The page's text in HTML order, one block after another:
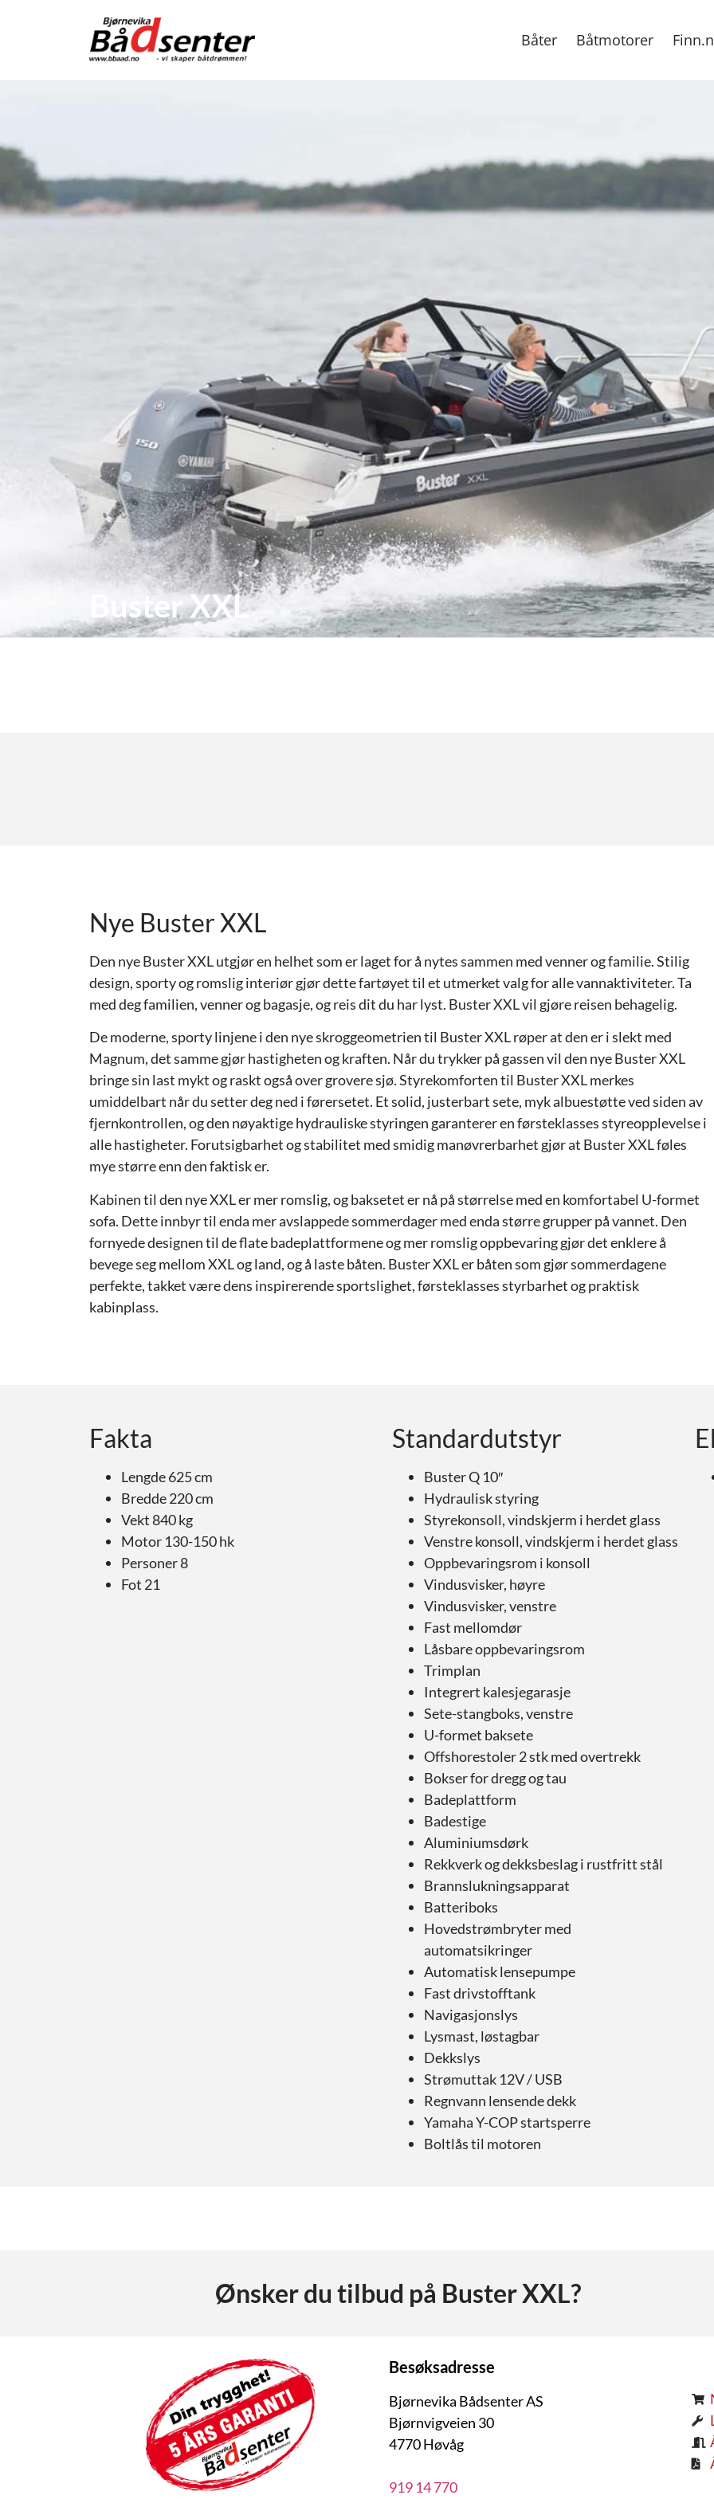
Båter Båtmotorer
Buster XXL
Nye Buster XXL
Den nye Buster XXL utgjør en helhet som er laget for å nytes sammen med venner og familie. Stilig
design, sporty og romslig interiør gjør dette fartøyet til et utmerket valg for alle vannaktiviteter. Ta
med deg familien, venner og bagasje, og reis dit du har lyst. Buster XXL vil gjøre reisen behagelig.
De moderne, sporty linjene i den nye skroggeometrien til Buster XXL røper at den er i slekt med
Magnum, det samme gjør hastigheten og kraften. Når du trykker på gassen vil den nye Buster XXL
bringe sin last mykt og raskt også over grovere sjø. Styrekomforten til Buster XXL merkes
umiddelbart når du setter deg ned i førersetet. Et solid, justerbart sete, myk albuestøtte ved siden av
fjernkontrollen, og den nøyaktige hydrauliske styringen garanterer en førsteklasses styreopplevelse i
alle hastigheter. Forutsigbarhet og stabilitet med smidig manøvrerbarhet gjør at Buster XXL føles
mye større enn den faktisk er.
Kabinen til den nye XXL er mer romslig, og baksetet er nå på størrelse med en komfortabel U-formet
sofa. Dette innbyr til enda mer avslappede sommerdager med enda større grupper på vannet. Den
fornyede designen til de flate badeplattformene og mer romslig oppbevaring gjør det enklere å
bevege seg mellom XXL og land, og å laste båten. Buster XXL er båten som gjør sommerdagene
perfekte, takket være dens inspirerende sportslighet, førsteklasses styrbarhet og praktisk
kabinplass.
Fakta
Lengde 625 cm
Bredde 220 cm
Vekt 840 kg
Motor 130-150 hk
Personer 8
Fot 21
Standardutstyr
Buster Q 10″
Hydraulisk styring
Styrekonsoll, vindskjerm i herdet glass
Venstre konsoll, vindskjerm i herdet glass
Oppbevaringsrom i konsoll
Vindusvisker, høyre
Vindusvisker, venstre
Fast mellomdør
Låsbare oppbevaringsrom
Trimplan
Integrert kalesjegarasje
Sete-stangboks, venstre
U-formet baksete
Offshorestoler 2 stk med overtrekk
Bokser for dregg og tau
Badeplattform
Badestige
Aluminiumsdørk
Rekkverk og dekksbeslag i rustfritt stål
Brannslukningsapparat
Batteriboks
Hovedstrømbryter med
automatsikringer
Automatisk lensepumpe
Fast drivstofftank
Navigasjonslys
Lysmast, løstagbar
Dekkslys
Strømuttak 12V / USB
Regnvann lensende dekk
Yamaha Y-COP startsperre
Boltlås til motoren
Ønsker du tilbud på Buster XXL?
Besøksadresse
Bjørnevika Bådsenter AS
Bjørnvigveien 30
4770 Høvåg
919 14 770